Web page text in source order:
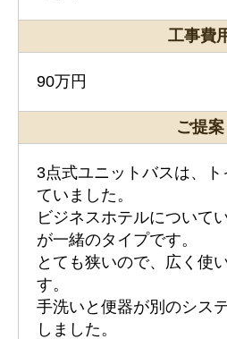
工事費
90万円
ご提案
3点式ユニットバスは、ト
ていました。
ビジネスホテルについて
が一緒のタイプです。
とても狭いので、広く使
す。
手洗いと便器が別のシス
しました。